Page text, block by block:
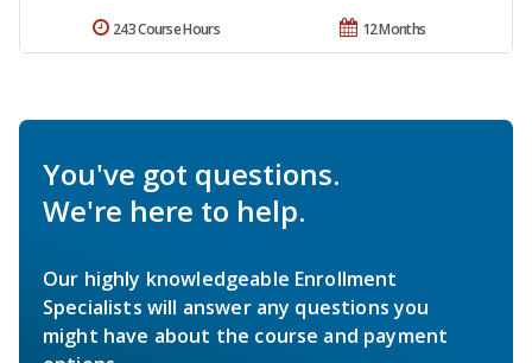
12 Months
243 Course Hours
You've got questions.
We're here to help.
Our highly knowledgeable Enrollment
Specialists will answer any questions you
might have about the course and payment